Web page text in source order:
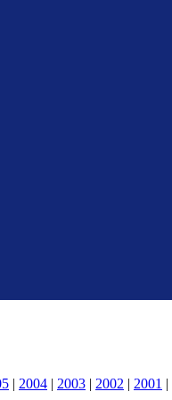
| 2004 | 2003 | 2002 | 2001 |